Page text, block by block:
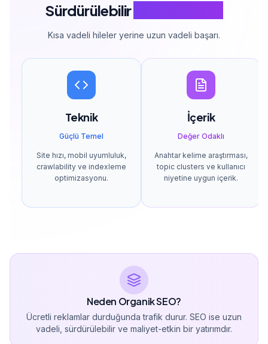
Sürdürülebilir
Kısa vadeli hileler yerine uzun vadeli başarı.
Teknik
Güçlü Temel
Site hızı, mobil uyumluluk,
crawlability ve indexleme
optimizasyonu.
İçerik
Değer Odaklı
Anahtar kelime araştırması,
topic clusters ve kullanıcı
niyetine uygun içerik.
Neden Organik SEO?
Ücretli reklamlar durduğunda trafik durur. SEO ise uzun
vadeli, sürdürülebilir ve maliyet-etkin bir yatırımdır.